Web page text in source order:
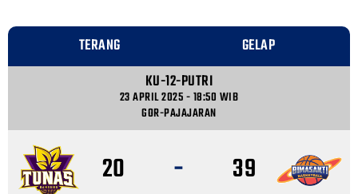
TERANG
GELAP
KU-12-PUTRI
23 APRIL 2025 - 18:50 WIB
GOR-PAJAJARAN
20 - 39